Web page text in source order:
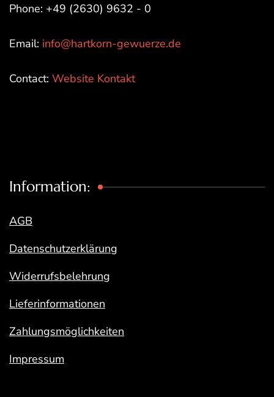
Phone: +49 (2630) 9632 - 0
Email: info@hartkorn-gewuerze.de
Contact: Website Kontakt
Information:
AGB
Datenschutzerklärung
Widerrufsbelehrung
Lieferinformationen
Zahlungsmöglichkeiten
Impressum